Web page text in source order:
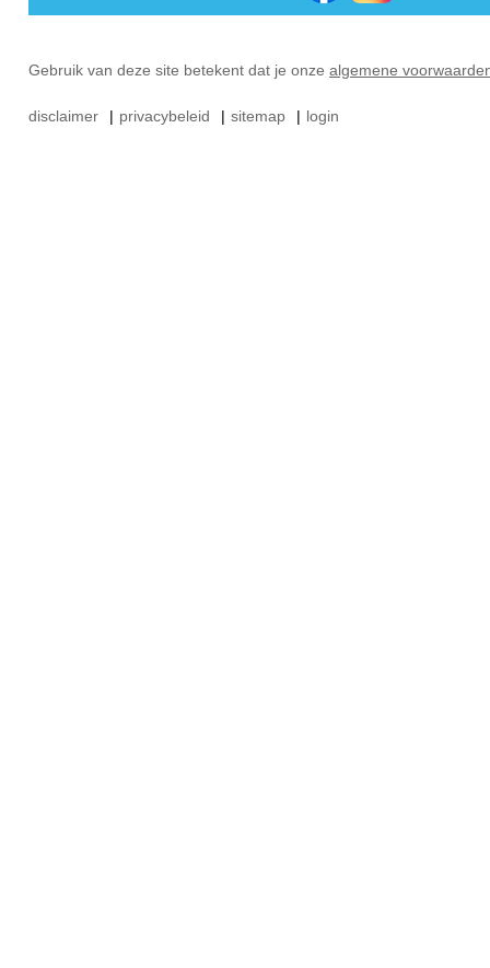
Gebruik van deze site betekent dat je onze algemene
disclaimer | privacybeleid | sitemap | login